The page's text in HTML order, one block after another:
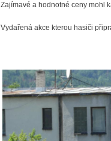
Zajímavé a hodnotné ceny mohl
Vydařená akce kterou hasiči